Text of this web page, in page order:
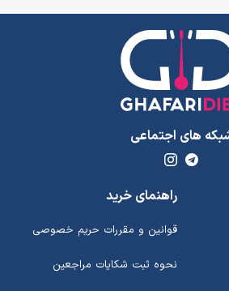
های اجتماعی
راهنمای خرید
قوانین و مقررات حریم خصوصی
نحوه ثبت شکایات مراجعین